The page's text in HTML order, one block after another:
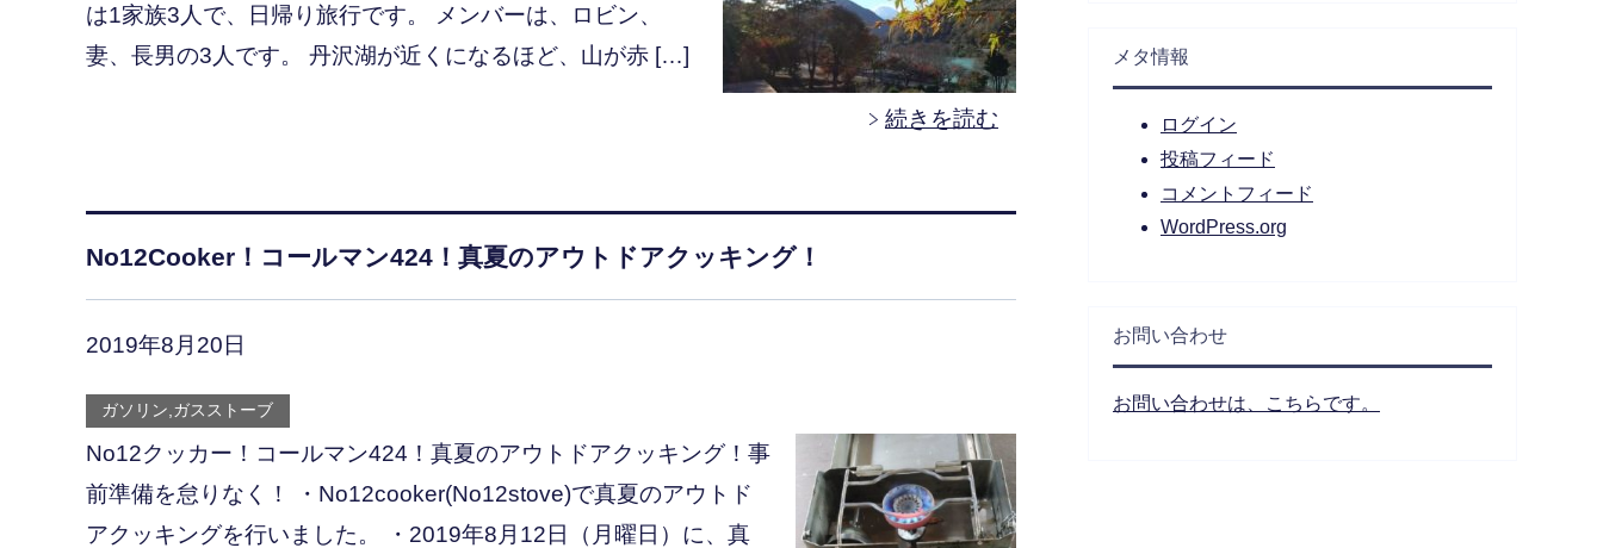
は1家族3人で、日帰り旅行です。 メンバーは、ロビン、
妻、長男の3人です。 丹沢湖が近くになるほど、山が赤 […]
続きを読む
No12Cooker！コールマン424！真夏のアウトドアクッキング！
2019年8月20日
ガソリン,ガスストーブ
No12クッカー！コールマン424！真夏のアウトドアクッキング！事
前準備を怠りなく！ ・No12cooker(No12stove)で真夏のアウトド
アクッキングを行いました。 ・2019年8月12日（月曜日）に、真
メタ情報
ログイン
投稿フィード
コメントフィード
WordPress.org
お問い合わせ
お問い合わせは、こちらです。